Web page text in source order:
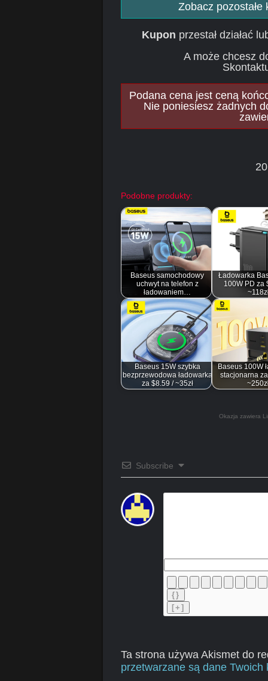
Zobacz pozostałe
Kupon przestał działać
A może chcesz
Podana cena jest ceną
Nie poniesiesz żadnych
Podobne produkty:
Baseus samochodowy
uchwyt na telefon z
ładowaniem…
Ładowarka
100W PD za
Baseus 15W szybka
bezprzewodowa ładowarka
za $8.59 / ~35zł
Baseus 100W
stacjonarna
Okazja zawiera
Subscribe
{}
[+]
Ta strona używa Akismet do
przetwarzane są dane Twoich